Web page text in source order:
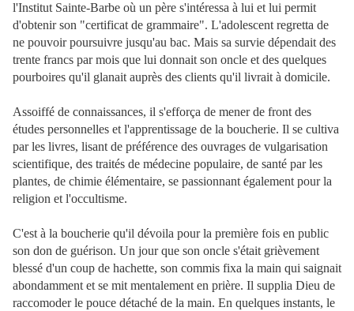
l'Institut Sainte-Barbe où un père s'intéressa à lui et lui permit
d'obtenir son "certificat de grammaire". L'adolescent regretta de
ne pouvoir poursuivre jusqu'au bac. Mais sa survie dépendait des
trente francs par mois que lui donnait son oncle et des quelques
pourboires qu'il glanait auprès des clients qu'il livrait à domicile.
Assoiffé de connaissances, il s'efforça de mener de front des
études personnelles et l'apprentissage de la boucherie. Il se cultiva
par les livres, lisant de préférence des ouvrages de vulgarisation
scientifique, des traités de médecine populaire, de santé par les
plantes, de chimie élémentaire, se passionnant également pour la
religion et l'occultisme.
C'est à la boucherie qu'il dévoila pour la première fois en public
son don de guérison. Un jour que son oncle s'était grièvement
blessé d'un coup de hachette, son commis fixa la main qui saignait
abondamment et se mit mentalement en prière. Il supplia Dieu de
raccomoder le pouce détaché de la main. En quelques instants, le